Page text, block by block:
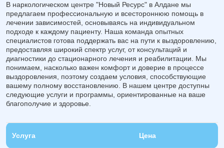
В наркологическом центре "Новый Ресурс" в Алдане мы
предлагаем профессиональную и всестороннюю помощь в
лечении зависимостей, основываясь на индивидуальном
подходе к каждому пациенту. Наша команда опытных
специалистов готова поддержать вас на пути к выздоровлению,
предоставляя широкий спектр услуг, от консультаций и
диагностики до стационарного лечения и реабилитации. Мы
понимаем, насколько важен комфорт и доверие в процессе
выздоровления, поэтому создаем условия, способствующие
вашему полному восстановлению. В нашем центре доступны
следующие услуги и программы, ориентированные на ваше
благополучие и здоровье.
Услуга Цена